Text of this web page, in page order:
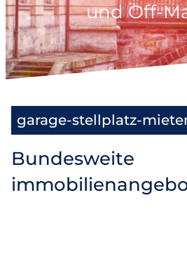
und Off-
garage-stellplatz-
Bundesweite